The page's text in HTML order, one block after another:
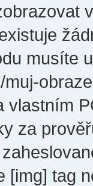
musíte
vlastním
za
[img] tag